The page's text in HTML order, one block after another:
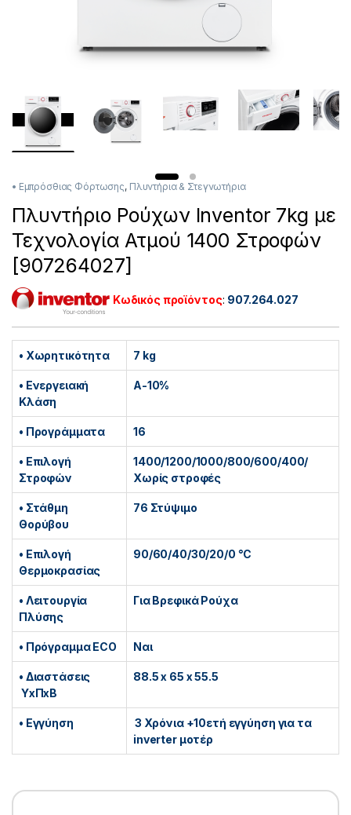
• Εμπρόσθιας Φόρτωσης, Πλυντήρια & Στεγνωτήρια
Πλυντήριο Ρούχων Inventor 7kg με
Τεχνολογία Ατμού 1400 Στροφών
[907264027]
Κωδικός προϊόντος: 907.264.027
• Χωρητικότητα 7 kg
• Ενεργειακή
Κλάση
A-10%
• Προγράμματα 16
• Επιλογή
Στροφών
1400/1200/1000/800/600/400/
Χωρίς στροφές
• Στάθμη
Θορύβου
76 Στύψιμο
• Επιλογή
Θερμοκρασίας
90/60/40/30/20/0 °C
• Λειτουργία
Πλύσης
Για Βρεφικά Ρούχα
• Πρόγραμμα ECO Ναι
• Διαστάσεις
ΥxΠxΒ
88.5 x 65 x 55.5
• Εγγύηση
3 Χρόνια +10ετή εγγύηση για τα
inverter μοτέρ